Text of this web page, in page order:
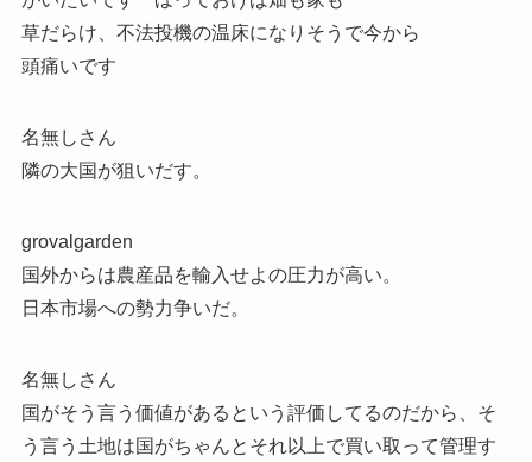
草だらけ、不法投機の温床になりそうで今から
頭痛いです
名無しさん
隣の大国が狙いだす。
grovalgarden
国外からは農産品を輸入せよの圧力が高い。
日本市場への勢力争いだ。
名無しさん
国がそう言う価値があるという評価してるのだから、そ
う言う土地は国がちゃんとそれ以上で買い取って管理す